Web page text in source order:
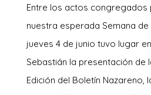
Entre los actos congregados
nuestra esperada Semana
jueves 4 de junio tuvo lugar
Sebastián la presentación de
Edición del Boletín Nazareno,